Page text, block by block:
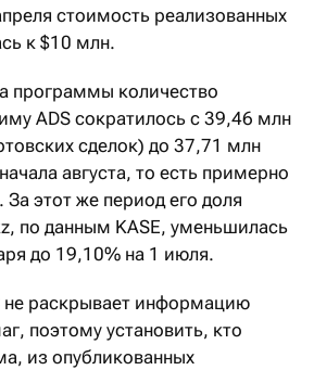
стоимость реализованных
к $10 млн.
программы количество
ADS сократилось с 39,46 млн
сделок) до 37,71 млн
августа, то есть примерно
этот же период его доля
по данным KASE, уменьшилась
до 19,10% на 1 июля.
не раскрывает информацию
поэтому установить, кто
из опубликованных